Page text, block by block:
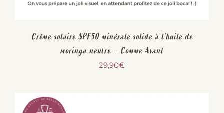
Crème solaire SPF50 minérale solide à l’huile de
moringa neutre – Comme Avant
29,90€